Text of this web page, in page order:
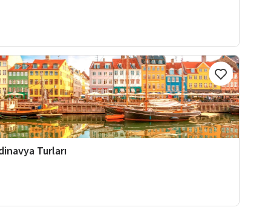
Turları